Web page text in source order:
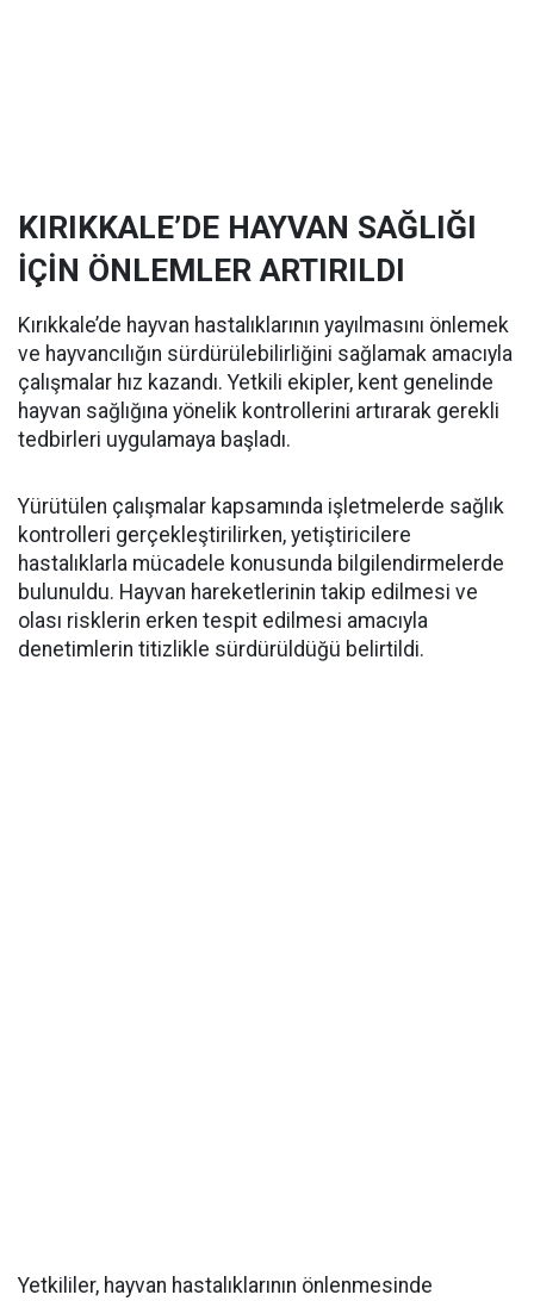
KIRIKKALE’DE HAYVAN SAĞLIĞI
İÇİN ÖNLEMLER ARTIRILDI
Kırıkkale’de hayvan hastalıklarının yayılmasını önlemek
ve hayvancılığın sürdürülebilirliğini sağlamak amacıyla
çalışmalar hız kazandı. Yetkili ekipler, kent genelinde
hayvan sağlığına yönelik kontrollerini artırarak gerekli
tedbirleri uygulamaya başladı.
Yürütülen çalışmalar kapsamında işletmelerde sağlık
kontrolleri gerçekleştirilirken, yetiştiricilere
hastalıklarla mücadele konusunda bilgilendirmelerde
bulunuldu. Hayvan hareketlerinin takip edilmesi ve
olası risklerin erken tespit edilmesi amacıyla
denetimlerin titizlikle sürdürüldüğü belirtildi.
Yetkililer, hayvan hastalıklarının önlenmesinde